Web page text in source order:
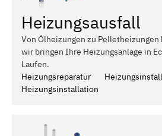
Heizungsausfall
Von Ölheizungen zu Pelletheizungen
wir bringen Ihre Heizungsanlage in
Laufen.
Heizungsreparatur
Heizungsinstallation